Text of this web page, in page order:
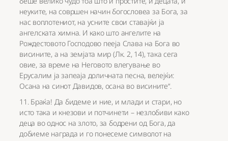
неуките, на совршен начин богословеа за Бога, за
нас воплотениот, на усните свои ставајќи ја
ангелската химна. И како што ангелите на
Рождестовото Господово пееја Слава на Бога во
висините, а на земјата мир (Лк. 2, 14), така сега
овие, за време на Неговото влегување во
Ерусалим ја запеаја доличната песна, велејќи:
Осана на синот Давидов, осана во висините“.
11. Браќа! Да бидеме и ние, и млади и стари, но
исто така и кнезови и потчинети – незлобиви како
деца во однос на злото, за бодрени од Бога, да
добиеме награда и го понесеме символот на